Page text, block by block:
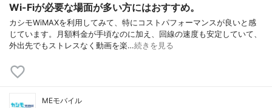
Wi-Fiが必要な場面が多い方にはおすすめ。
カシモWiMAXを利用してみて、特にコストパフォーマンスが良いと感
じています。月額料金が手頃なのに加え、回線の速度も安定していて、
外出先でもストレスなく動画を楽…続きを見る
MEモバイル